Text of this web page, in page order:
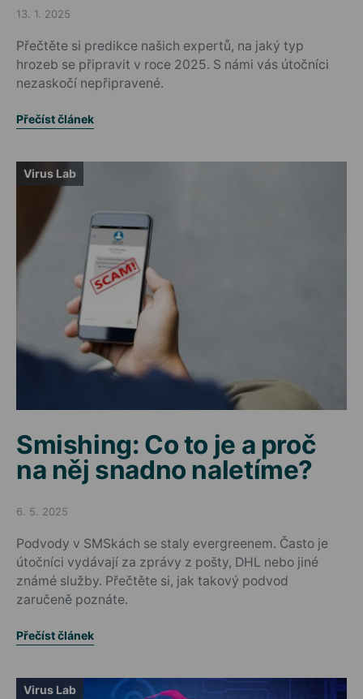
Posted on
13. 1. 2025
Přečtěte si predikce našich expertů, na jaký typ
hrozeb se připravit v roce 2025. S námi vás útočníci
nezaskočí nepřipravené.
Přečíst článek
Virus Lab
Smishing: Co to je a proč
na něj snadno naletíme?
Posted on
6. 5. 2025
Podvody v SMSkách se staly evergreenem. Často je
útočníci vydávají za zprávy z pošty, DHL nebo jiné
známé služby. Přečtěte si, jak takový podvod
zaručeně poznáte.
Přečíst článek
Virus Lab